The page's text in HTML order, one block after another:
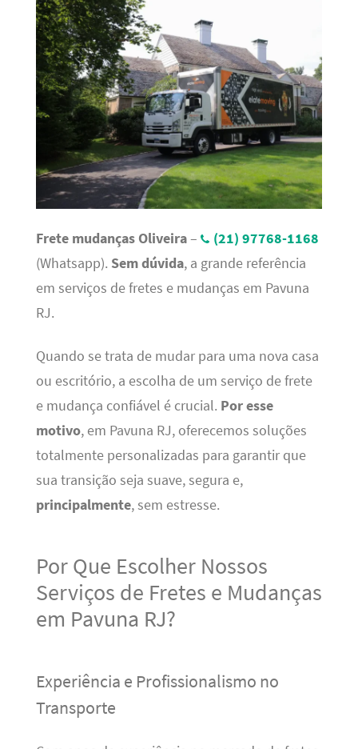
Frete mudanças Oliveira–
(21) 97768-1168
(Whatsapp). Sem dúvida, a grande referência
em serviços de fretes e mudanças em Pavuna
RJ.
Quando se trata de mudar para uma nova casa
ou escritório, a escolha de um serviço de frete
e mudança confiável é crucial. Por esse
motivo, em Pavuna RJ, oferecemos soluções
totalmente personalizadas para garantir que
sua transição seja suave, segura e,
principalmente, sem estresse.
Por Que Escolher Nossos
Serviços de Fretes e Mudanças
em Pavuna RJ?
Experiência e Profissionalismo no
Transporte